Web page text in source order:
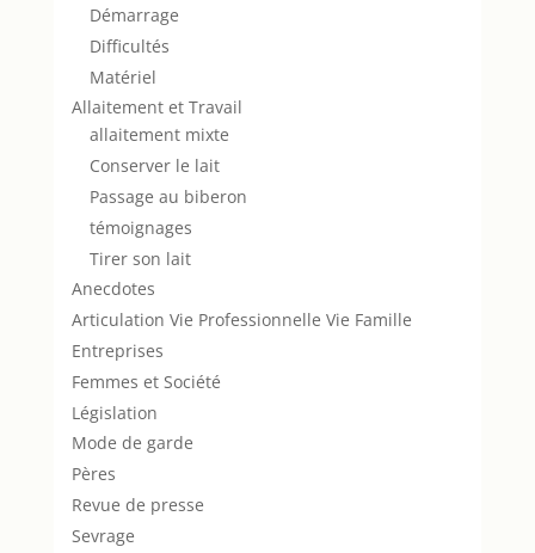
Démarrage
Difficultés
Matériel
Allaitement et Travail
allaitement mixte
Conserver le lait
Passage au biberon
témoignages
Tirer son lait
Anecdotes
Articulation Vie Professionnelle Vie Famille
Entreprises
Femmes et Société
Législation
Mode de garde
Pères
Revue de presse
Sevrage